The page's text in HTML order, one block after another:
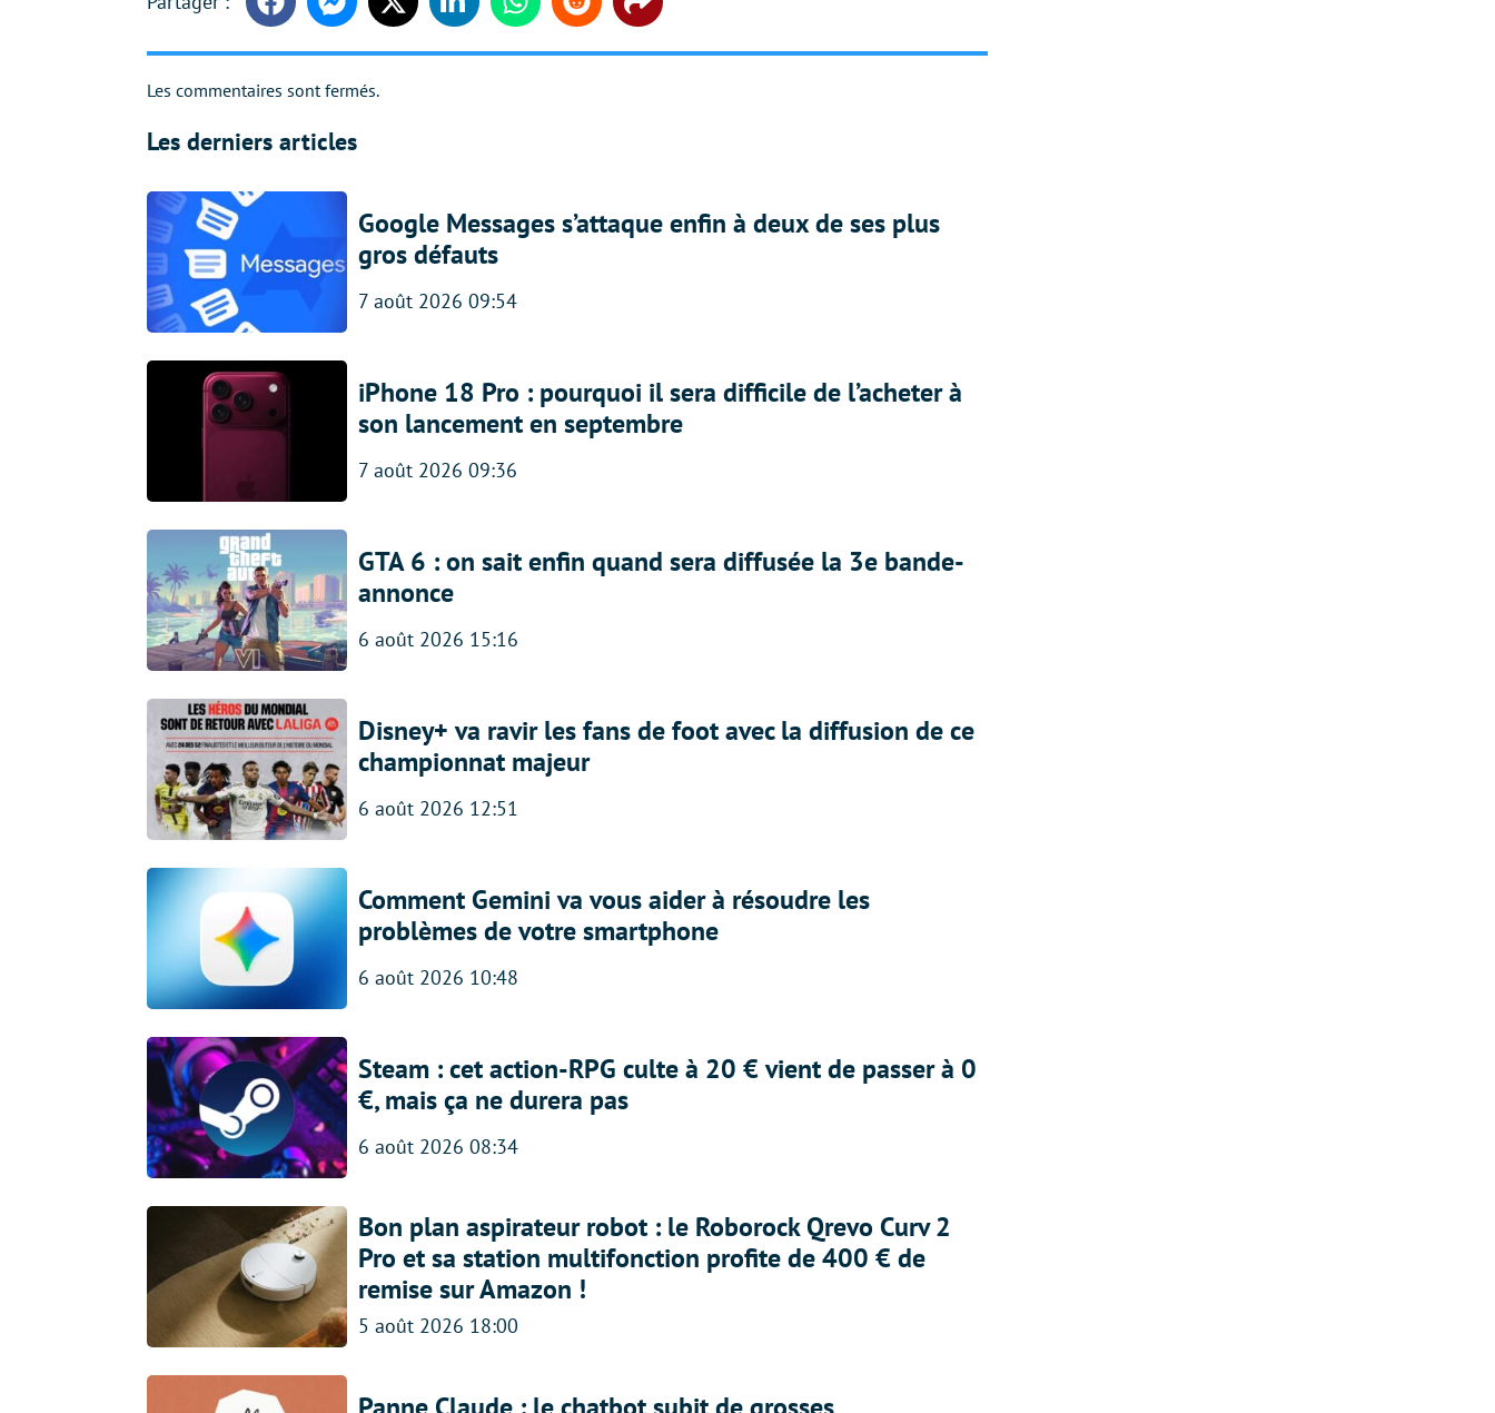
FacebookMessengerTwitter LinkedinWhatsappReddit Share
Les commentaires sont fermés.
Les derniers articles
Google Messages s’attaque enfin à deux de ses plus
gros défauts
7 août 2026 09:54
iPhone 18 Pro : pourquoi il sera difficile de l’acheter à
son lancement en septembre
7 août 2026 09:36
GTA 6 : on sait enfin quand sera diffusée la 3e bande-
annonce
6 août 2026 15:16
Disney+ va ravir les fans de foot avec la diffusion de ce
championnat majeur
6 août 2026 12:51
Comment Gemini va vous aider à résoudre les
problèmes de votre smartphone
6 août 2026 10:48
Steam : cet action-RPG culte à 20 € vient de passer à 0
€, mais ça ne durera pas
6 août 2026 08:34
Bon plan aspirateur robot : le Roborock Qrevo Curv 2
Pro et sa station multifonction profite de 400 € de
remise sur Amazon !
5 août 2026 18:00